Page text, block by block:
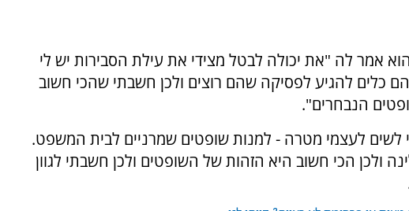
אמר לה "את יכולה לבטל מצידי את עילת הסבירות יש לי
כלים להגיע לפסיקה שהם רוצים ולכן חשבתי שהכי חשוב
הנבחרים".
לשים לעצמי מטרה - למנות שופטים שמרניים לבית המשפט.
ולכן הכי חשוב היא הזהות של השופטים ולכן חשבתי לגוון